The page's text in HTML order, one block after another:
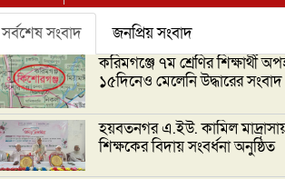
সর্বশেষ সংবাদ
জনপ্রিয় সংবাদ
করিমগঞ্জে ৭ম শ্রেণির শিক্ষার্থী
১৫দিনেও মেলেনি উদ্ধারের সংবাদ
হয়বতনগর এ.ইউ. কামিল
শিক্ষকের বিদায় সংবর্ধনা অনুষ্ঠিত